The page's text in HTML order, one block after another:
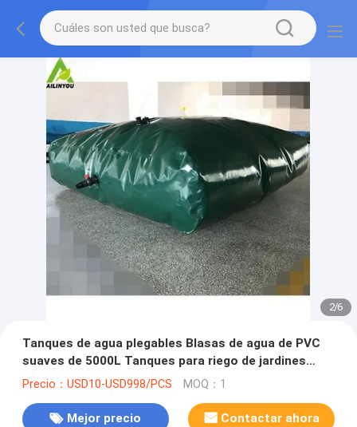
2/6
Tanques de agua plegables Blasas de agua de PVC
suaves de 5000L Tanques para riego de jardines
agrícolas
Precio：USD10-USD998/PCS MOQ：1
Mejor precio Contactar ahora